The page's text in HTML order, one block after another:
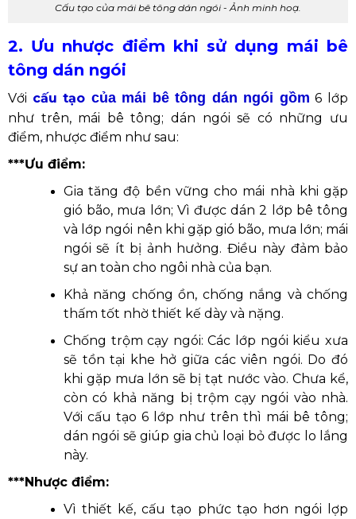
Cấu tạo của mái bê tông dán ngói - Ảnh minh hoạ.
2. Ưu nhược điểm khi sử dụng mái bê
tông dán ngói
Với cấu tạo của mái bê tông dán ngói gồm 6 lớp
như trên, mái bê tông; dán ngói sẽ có những ưu
điểm, nhược điểm như sau:
***Ưu điểm:
Gia tăng độ bền vững cho mái nhà khi gặp
gió bão, mưa lớn; Vì được dán 2 lớp bê tông
và lớp ngói nên khi gặp gió bão, mưa lớn; mái
ngói sẽ ít bị ảnh hưởng. Điều này đảm bảo
sự an toàn cho ngôi nhà của bạn.
Khả năng chống ồn, chống nắng và chống
thấm tốt nhờ thiết kế dày và nặng.
Chống trộm cạy ngói: Các lớp ngói kiểu xưa
sẽ tồn tại khe hở giữa các viên ngói. Do đó
khi gặp mưa lớn sẽ bị tạt nước vào. Chưa kể,
còn có khả năng bị trộm cạy ngói vào nhà.
Với cấu tạo 6 lớp như trên thì mái bê tông;
dán ngói sẽ giúp gia chủ loại bỏ được lo lắng
này.
***Nhược điểm:
Vì thiết kế, cấu tạo phức tạo hơn ngói lợp